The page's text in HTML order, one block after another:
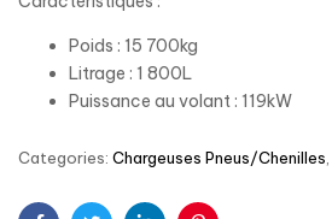
Poids : 15 700kg
Litrage : 1 800L
Puissance au volant : 119kW
Categories: Chargeuses Pneus/Chenilles